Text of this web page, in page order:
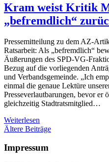
Kram weist Kritik
„befremdlich“
Pressemitteilung zu dem AZ-
Ratsarbeit: Als „befremdlich“
Äußerungen des SPD-VG-
Bezug auf die vorliegenden
und Verbandsgemeinde. „Ich
einmal die genaue Lektüre
Presseverlautbarungen, bevor er
gleichzeitig Stadtratsmitglied…
Weiterlesen
Beitragsnavigation
Ältere Beiträge
Impressum